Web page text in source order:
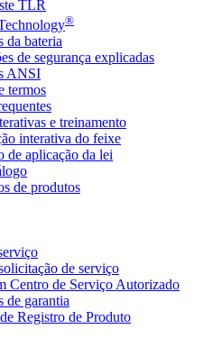
TLR
®
da bateria
de segurança explicadas
ANSI
termos
e treinamento
interativa do feixe
de aplicação da lei
de produtos
de serviço
Centro de Serviço Autorizado
de garantia
Registro de Produto